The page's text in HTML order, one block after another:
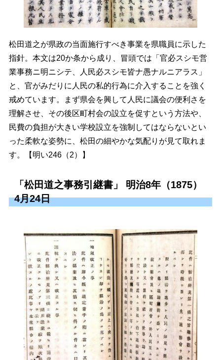
松田道之が県政の当面施行すべき事業を県職員に示した
指針。本文は20か条から成り、冒頭では「官必スシモ営
業事務ニ明ニシテ、人民必スシモ皆ナ愚ナルニアラス」
と、官がみだりに人民の私的行為に介入することを強く
戒めています。まず県会を興して人民に議会の便利さを
理解させ、その後区町村会の設立を促すという方法や、
民費の負担が大きい学校設立を強制してはならないとい
った柔軟な姿勢に、松田の細やかな気配りが見て取れま
す。【明い246（2）】
「松田道之事務引継書」 明治8年（1875）
4月24日